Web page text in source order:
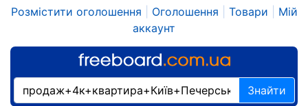
Розмістити оголошення Оголошення Товари
Мій
аккаунт
Знайти